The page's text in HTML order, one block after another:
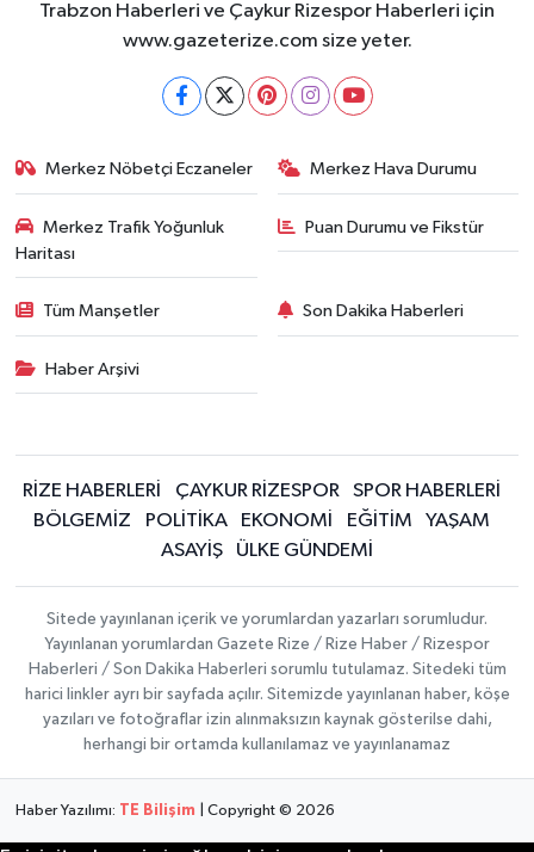
Trabzon Haberleri ve Çaykur Rizespor Haberleri için
www.gazeterize.com size yeter.
Merkez Nöbetçi Eczaneler Merkez Hava Durumu
Merkez Trafik Yoğunluk
Haritası
Puan Durumu ve Fikstür
Tüm Manşetler Son Dakika Haberleri
Haber Arşivi
RİZE HABERLERİ ÇAYKUR RİZESPOR
SPOR HABERLERİ
BÖLGEMİZ
POLİTİKA EKONOMİ EĞİTİM
YAŞAM
ASAYİŞ
ÜLKE GÜNDEMİ
Sitede yayınlanan içerik ve yorumlardan yazarları sorumludur.
Yayınlanan yorumlardan Gazete Rize / Rize Haber / Rizespor
Haberleri / Son Dakika Haberleri sorumlu tutulamaz. Sitedeki tüm
harici linkler ayrı bir sayfada açılır. Sitemizde yayınlanan haber, köşe
yazıları ve fotoğraflar izin alınmaksızın kaynak gösterilse dahi,
herhangi bir ortamda kullanılamaz ve yayınlanamaz
Haber Yazılımı: TE Bilişim | Copyright © 2026